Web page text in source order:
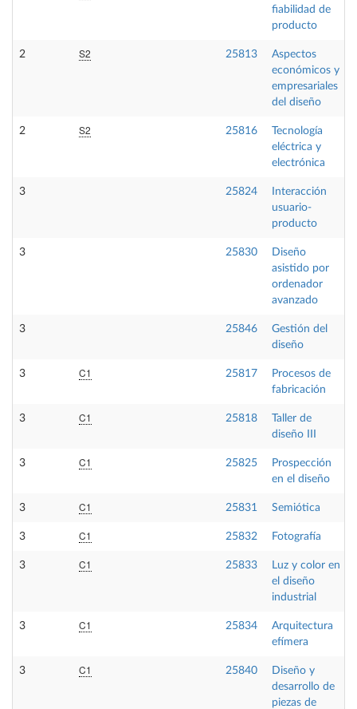
fiabilidad de
producto
2 S2 25813
Aspectos
económicos y
empresariales
del diseño
2 S2 25816
Tecnología
eléctrica y
electrónica
3 25824
Interacción
usuario-
producto
3 25830
Diseño
asistido por
ordenador
avanzado
3 25846
Gestión del
diseño
3 C1 25817
Procesos de
fabricación
3 C1 25818
Taller de
diseño III
3 C1 25825
Prospección
en el diseño
3 C1 25831 Semiótica
3 C1 25832 Fotografía
3 C1 25833
Luz y color en
el diseño
industrial
3 C1 25834
Arquitectura
efímera
3 C1 25840
Diseño y
desarrollo de
piezas de